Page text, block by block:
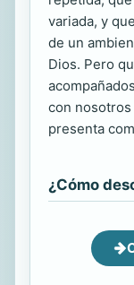
variada, y
de un
Dios. Pero
con nosotros
presenta
¿Cómo